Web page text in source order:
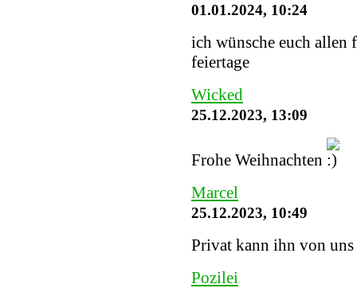
01.01.2024, 10:24
ich wünsche euch allen
feiertage
Wicked
25.12.2023, 13:09
Frohe Weihnachten
Marcel
25.12.2023, 10:49
Privat kann ihn von uns
Pozilei